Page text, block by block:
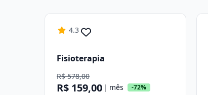
4.3
Fisioterapia
R$ 578,00
R$ 159,00 | mês -72%